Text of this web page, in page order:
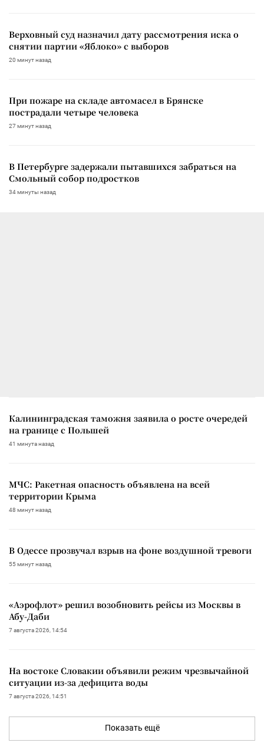
Верховный суд назначил дату рассмотрения иска о
снятии партии «Яблоко» с выборов
20 минут назад
При пожаре на складе автомасел в Брянске
пострадали четыре человека
27 минут назад
В Петербурге задержали пытавшихся забраться на
Смольный собор подростков
34 минуты назад
Калининградская таможня заявила о росте очередей
на границе с Польшей
41 минута назад
МЧС: Ракетная опасность объявлена на всей
территории Крыма
48 минут назад
В Одессе прозвучал взрыв на фоне воздушной тревоги
55 минут назад
«Аэрофлот» решил возобновить рейсы из Москвы в
Абу-Даби
7 августа 2026, 14:54
На востоке Словакии объявили режим чрезвычайной
ситуации из-за дефицита воды
7 августа 2026, 14:51
Показать ещё